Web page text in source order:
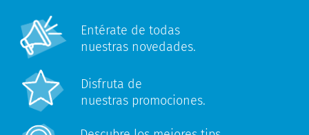
Entérate de todas
nuestras novedades.
Disfruta de
nuestras promociones.